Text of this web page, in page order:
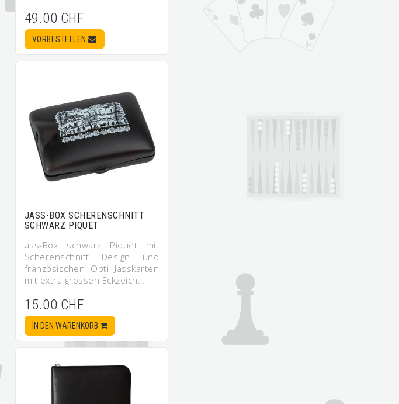
49.00 CHF
VORBESTELLEN
JASS-BOX SCHERENSCHNITT
SCHWARZ PIQUET
ass-Box schwarz Piquet mit
Scherenschnitt Design und
französischen Opti Jasskarten
mit extra grossen Eckzeich…
15.00 CHF
IN DEN WARENKORB